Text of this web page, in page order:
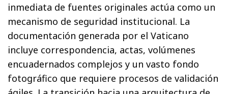
inmediata de fuentes originales actúa como un
mecanismo de seguridad institucional. La
documentación generada por el Vaticano
incluye correspondencia, actas, volúmenes
encuadernados complejos y un vasto fondo
fotográfico que requiere procesos de validación